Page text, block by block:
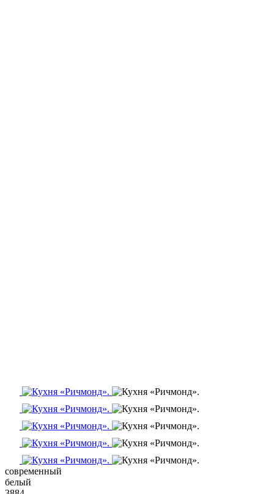
современный
белый